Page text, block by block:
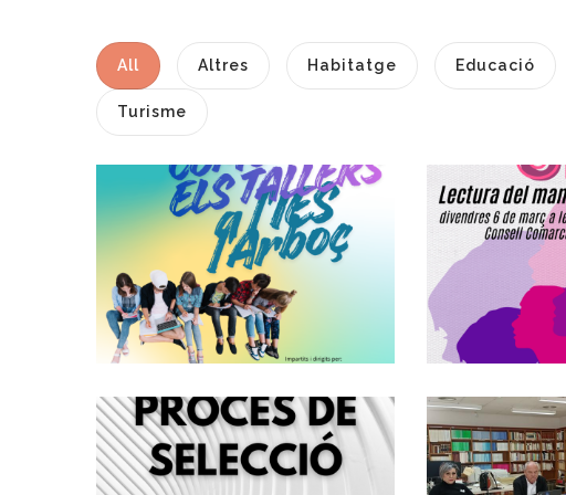
All Altres Habitatge Educació
Turisme
Tallers De
Sensibilització Per
A Joves A L'IES De
L'Arboç.
Joventut
Del 8
La
Convocatòria,
Mitjançant
Concurs Oposició,
La